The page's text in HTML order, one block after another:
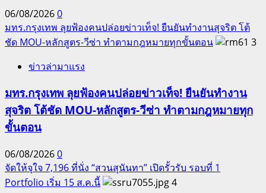
06/08/20260
มทร.กรุงเทพ ลุยฟ้องคนปล่อยข่าวเท็จ! ยืนยันทำงานสุจริต โต้
ชัด MOU-หลักสูตร-วีซ่า ทำตามกฎหมายทุกขั้นตอน
3
ข่าวล่ามาแรง
มทร.กรุงเทพ ลุยฟ้องคนปล่อยข่าวเท็จ! ยืนยันทำงาน
สุจริต โต้ชัด MOU-หลักสูตร-วีซ่า ทำตามกฎหมายทุก
ขั้นตอน
06/08/20260
จัดให้จุใจ 7,196 ที่นั่ง “สวนสุนันทา” เปิดรั้วรับ รอบที่ 1
Portfolio เริ่ม 15 ส.ค.นี้
4